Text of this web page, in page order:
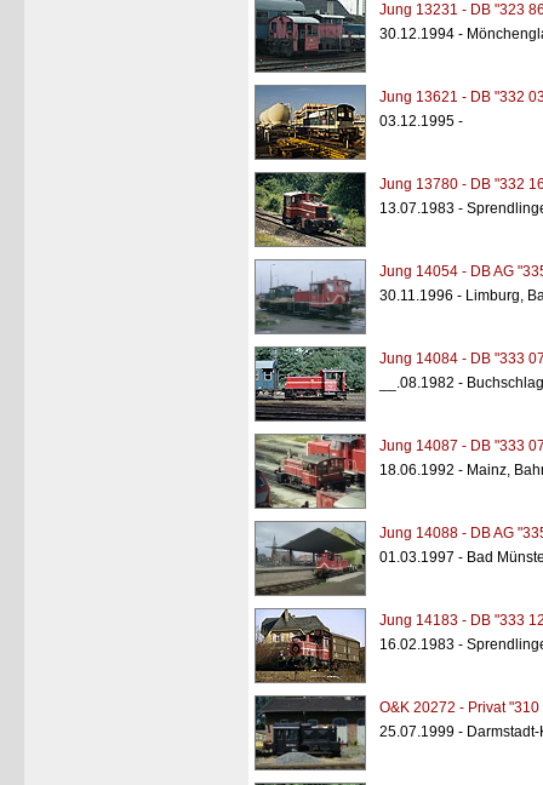
Jung 13231 - DB "323
30.12.1994 -
Jung 13621 - DB "332
03.12.1995 -
Jung 13780 - DB "332
13.07.1983 -
Jung 14054 - DB AG
30.11.1996 - Limburg,
Jung 14084 - DB "333
__.08.1982 -
Jung 14087 - DB "333
18.06.1992 - Mainz,
Jung 14088 - DB AG
01.03.1997 - Bad
Jung 14183 - DB "333
16.02.1983 -
O&K 20272 - Privat
25.07.1999 -